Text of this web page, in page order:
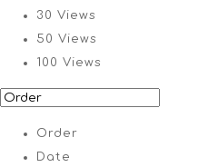
30 Views
50 Views
100 Views
Order
Date